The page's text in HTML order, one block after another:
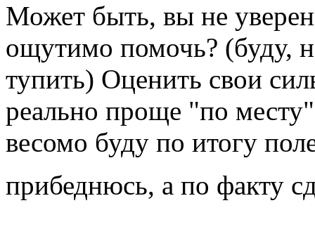
Может быть, вы не
ощутимо помочь? (буду,
тупить) Оценить свои
реально проще "по
весомо буду по итогу
прибеднюсь, а по факту